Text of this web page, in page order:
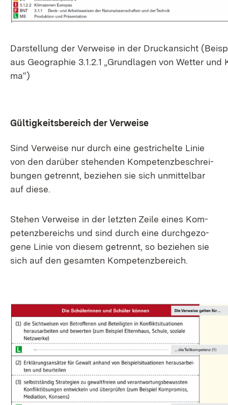
Dar­stel­lung der Ver­wei­se in der Druck­an­sicht
aus Geo­gra­phie 3.1.2.1 „Grund­la­gen von Wet­ter und
ma“)
Gül­tig­keits­be­reich der Ver­wei­se
Sind Ver­wei­se nur durch ei­ne ge­stri­chel­te Li­nie
von den dar­über ste­hen­den Kom­pe­tenz­be­schrei­
bun­gen ge­trennt, be­zie­hen sie sich un­mit­tel­bar
auf die­se.
Ste­hen Ver­wei­se in der letz­ten Zei­le ei­nes Kom­
pe­tenz­be­reichs und sind durch ei­ne durch­ge­zo­
ge­ne Li­nie von die­sem ge­trennt, so be­zie­hen sie
sich auf den ge­sam­ten Kom­pe­tenz­be­reich.